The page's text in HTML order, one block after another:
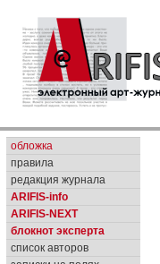
обложка
правила
редакция журнала
ARIFIS-info
ARIFIS-NEXT
блокнот эксперта
список авторов